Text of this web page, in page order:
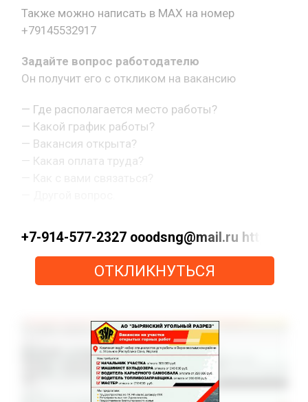
Также можно написать в MAX на номер
+79145532917
Задайте вопрос работодателю
Он получит его с откликом на вакансию
— Где располагается место работы?
— Какой график работы?
— Вакансия открыта?
— Какая оплата труда?
+7-914-577-2327 ooodsng@mail.ru https://
ОТКЛИКНУТЬСЯ